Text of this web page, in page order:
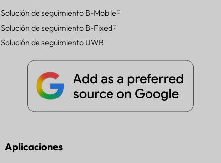
Solución de seguimiento B-Mobile®
Solución de seguimiento B-Fixed®
Solución de seguimiento UWB
Aplicaciones